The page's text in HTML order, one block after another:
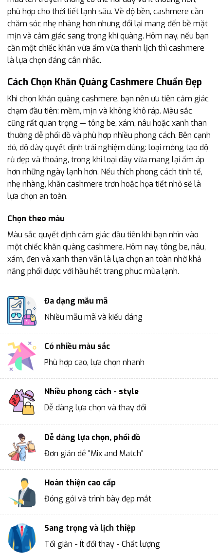
phù hợp cho thời tiết lạnh sâu. Về độ bền, cashmere cần
chăm sóc nhẹ nhàng hơn nhưng đổi lại mang đến bề mặt
mịn và cảm giác sang trọng khi quàng. Hôm nay, nếu bạn
cần một chiếc khăn vừa ấm vừa thanh lịch thì cashmere
là lựa chọn đáng cân nhắc.
Cách Chọn Khăn Quàng Cashmere Chuẩn Đẹp
Khi chọn khăn quàng cashmere, bạn nên ưu tiên cảm giác
chạm đầu tiên: mềm, mịn và không khô ráp. Màu sắc
cũng rất quan trọng — tông be, xám, nâu hoặc xanh than
thường dễ phối đồ và phù hợp nhiều phong cách. Bên cạnh
đó, độ dày quyết định trải nghiệm dùng: loại mỏng tạo độ
rủ đẹp và thoáng, trong khi loại dày vừa mang lại ấm áp
hơn những ngày lạnh hơn. Nếu thích phong cách tinh tế,
nhẹ nhàng, khăn cashmere trơn hoặc họa tiết nhỏ sẽ là
lựa chọn an toàn.
Chọn theo màu
Màu sắc quyết định cảm giác đầu tiên khi bạn nhìn vào
một chiếc khăn quàng cashmere. Hôm nay, tông be, nâu,
xám, đen và xanh than vẫn là lựa chọn an toàn nhờ khả
năng phối được với hầu hết trang phục mùa lạnh.
Đa dạng mẫu mã
Nhiều mẫu mã và kiểu dáng
Có nhiều màu sắc
Phù hợp cao, lựa chọn nhanh
Nhiều phong cách - style
Dễ dàng lựa chọn và thay đổi
Dễ dàng lựa chọn, phối đồ
Đơn giản để "Mix and Match"
Hoàn thiện cao cấp
Đóng gói và trình bày đẹp mắt
Sang trọng và lịch thiệp
Tối giản - Ít đổi thay - Chất lượng